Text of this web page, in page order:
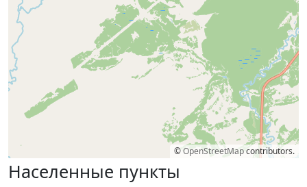
©OpenStreetMapcontributors.
Населенные пункты